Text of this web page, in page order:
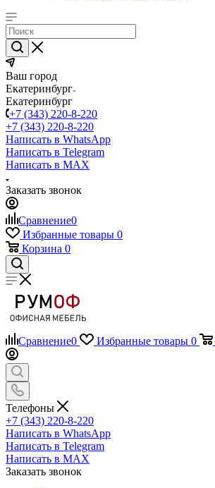
Ваш город
Екатеринбург
Екатеринбург
+7 (343) 220-8-220
+7 (343) 220-8-220
Написать в WhatsApp
Написать в Telegram
Написать в MAX
Заказать звонок
Сравнение0
Избранные товары 0
Корзина 0
Сравнение0 Избранные товары 0
Телефоны
+7 (343) 220-8-220
Написать в WhatsApp
Написать в Telegram
Написать в MAX
Заказать звонок